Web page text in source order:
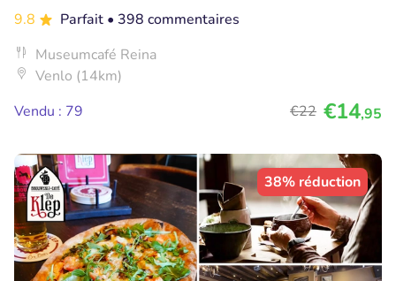
9.8
Parfait • 398 commentaires
Museumcafé Reina
Venlo (14km)
Vendu : 79
€22 €14,95
38% réduction